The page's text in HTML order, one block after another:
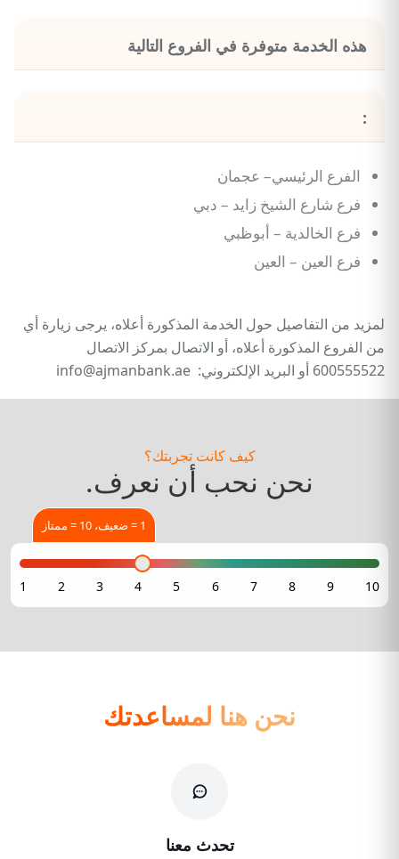
هذه الخدمة متوفرة في الفروع التالية
:
الفرع الرئيسي– عجمان
فرع شارع الشيخ زايد – دبي
فرع الخالدية – أبوظبي
فرع العين – العين
لمزيد من التفاصيل حول الخدمة المذكورة أعلاه، يرجى زيارة أي
من الفروع المذكورة أعلاه، أو الاتصال بمركز الاتصال
600555522 أو البريد الإلكتروني:
info@ajmanbank.ae
كيف كانت تجربتك؟
نحن نحب أن نعرف.
1 = ضعيف، 10 = ممتاز
نحن هنا لمساعدتك
تحدث معنا